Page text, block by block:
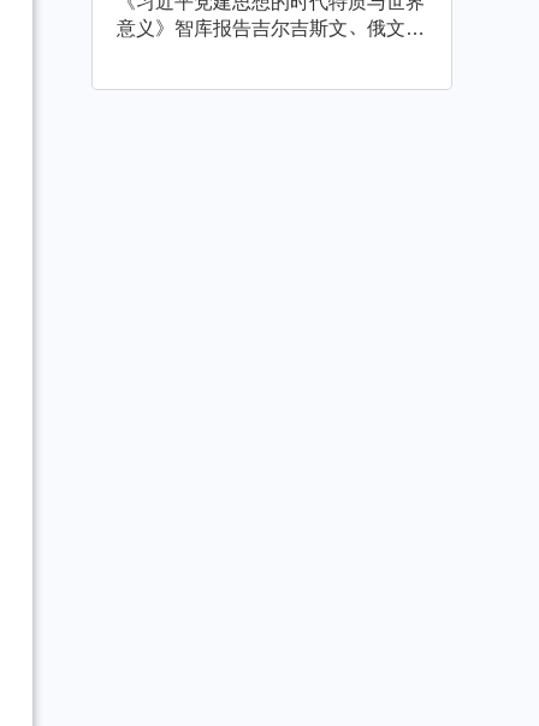
意义》智库报告吉尔吉斯文、俄文版